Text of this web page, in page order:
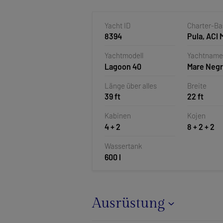
Yacht ID
8394
Charter-
Pula, ACI
Yachtmodell
Lagoon 40
Yachtname
Mare
Länge über alles
39 ft
Breite
22 ft
Kabinen
4 + 2
Kojen
8 + 2 + 2
Wassertank
600 l
Ausrüstung